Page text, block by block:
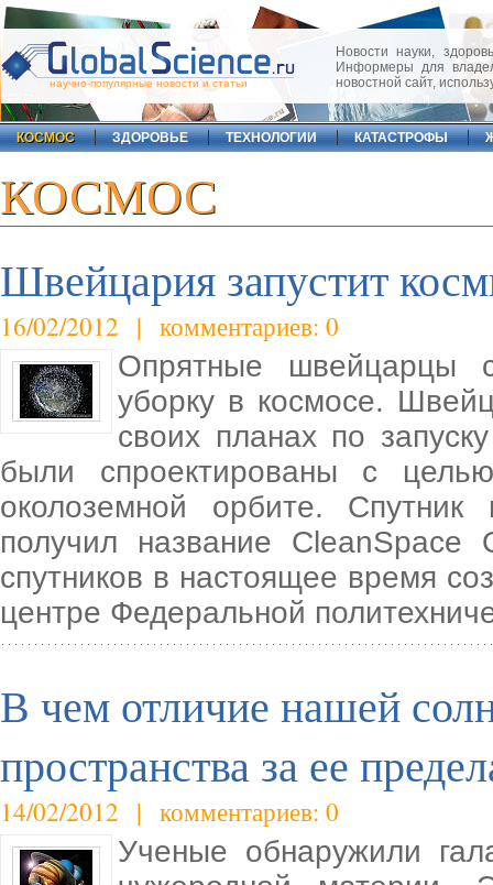
научно-популярные новости и статьи
Новости науки,
Информеры для
новостной сайт,
КОСМОС ЗДОРОВЬЕ ТЕХНОЛОГИИ КАТАСТРОФЫ
КОСМОС
Швейцария запустит
16/02/2012 | комментариев: 0
Опрятные швейцарцы
уборку в космосе.
своих планах по
были спроектированы с
околоземной орбите.
получил название CleanSpace
спутников в настоящее время
центре Федеральной
В чем отличие нашей
пространства за ее
14/02/2012 | комментариев: 0
Ученые обнаружили